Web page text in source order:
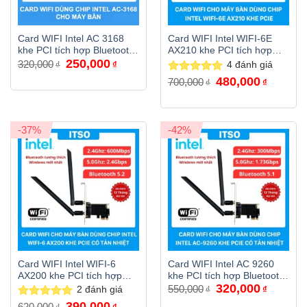
Card WIFI Intel AC 3168
khe PCI tích hợp Bluetooth
4.2 tản nhiệt
320,000 ₫ Giá
gốc
320,000₫.
250,000 ₫Giá
hiện
là:
Card WIFI Intel WIFI-6E
AX210 khe PCI tích hợp
Bluetooth 5.4 có tản nhiệt
Được xếp
4đánh giá
700,000 ₫
Giá
gốc
700,000₫.
480,000 ₫Giá
hiện
là:
-37%
Card WIFI Intel WIFI-6
AX200 khe PCI tích hợp
Bluetooth 5.2 có tản nhiệt
2 đánh giá
Giá
Giá
-42%
Card WIFI Intel AC 9260
khe PCI tích hợp Bluetooth
5.1 có tản nhiệt
550,000 ₫ Giá
gốc
320,000 ₫Giá
hiện